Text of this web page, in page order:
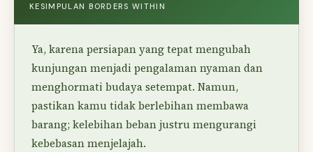
KESIMPULAN BORDERS WITHIN
Ya, karena persiapan yang tepat mengubah
kunjungan menjadi pengalaman nyaman dan
menghormati budaya setempat. Namun,
pastikan kamu tidak berlebihan membawa
barang; kelebihan beban justru mengurangi
kebebasan menjelajah.